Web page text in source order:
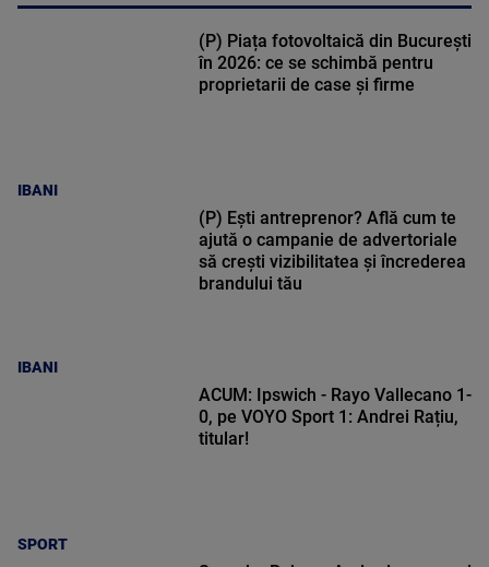
IBANI
(P) Piața fotovoltaică din București
în 2026: ce se schimbă pentru
proprietarii de case și firme
IBANI
(P) Ești antreprenor? Află cum te
ajută o campanie de advertoriale
să crești vizibilitatea și încrederea
brandului tău
SPORT
ACUM: Ipswich - Rayo Vallecano 1-
0, pe VOYO Sport 1: Andrei Rațiu,
titular!